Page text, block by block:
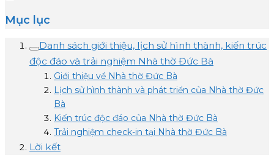
Mục lục
Danh sách giới thiệu, lịch sử hình thành, kiến trúc
độc đáo và trải nghiệm Nhà thờ Đức Bà
Giới thiệu về Nhà thờ Đức Bà
Lịch sử hình thành và phát triển của Nhà thờ Đức
Bà
Kiến trúc độc đáo của Nhà thờ Đức Bà
Trải nghiệm check-in tại Nhà thờ Đức Bà
Lời kết